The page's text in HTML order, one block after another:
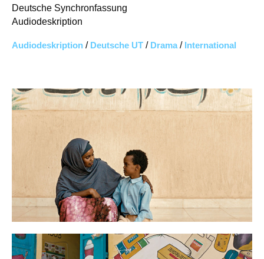
Deutsche Synchronfassung
Audiodeskription
Audiodeskription / Deutsche UT / Drama / International